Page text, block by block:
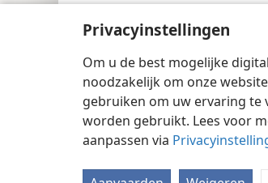
Privacyinstellingen
Om u de best mogelijke
noodzakelijk om onze
gebruiken om uw ervaring te
worden gebruikt. Lees voor
aanpassen via
Copyright © 2026